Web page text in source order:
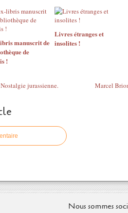
manuscrit de
de
!
Livres étranges et
insolites !
jurassienne. Marcel
Nous sommes